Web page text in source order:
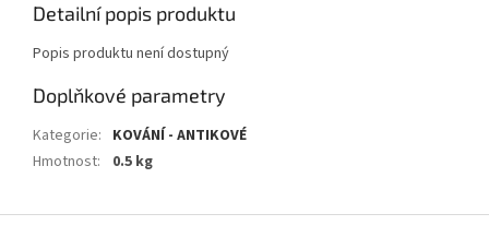
Detailní popis produktu
Popis produktu není dostupný
Doplňkové parametry
Kategorie: KOVÁNÍ - ANTIKOVÉ
Hmotnost: 0.5 kg